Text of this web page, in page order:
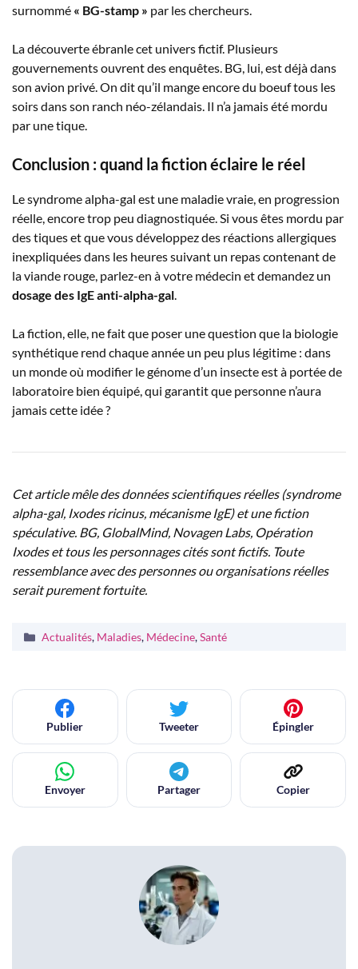
surnommé « BG-stamp » par les chercheurs.
La découverte ébranle cet univers fictif. Plusieurs
gouvernements ouvrent des enquêtes. BG, lui, est déjà dans
son avion privé. On dit qu’il mange encore du boeuf tous les
soirs dans son ranch néo-zélandais. Il n’a jamais été mordu
par une tique.
Conclusion : quand la fiction éclaire le réel
Le syndrome alpha-gal est une maladie vraie, en progression
réelle, encore trop peu diagnostiquée. Si vous êtes mordu par
des tiques et que vous développez des réactions allergiques
inexpliquées dans les heures suivant un repas contenant de
la viande rouge, parlez-en à votre médecin et demandez un
dosage des IgE anti-alpha-gal.
La fiction, elle, ne fait que poser une question que la biologie
synthétique rend chaque année un peu plus légitime : dans
un monde où modifier le génome d’un insecte est à portée de
laboratoire bien équipé, qui garantit que personne n’aura
jamais cette idée ?
Cet article mêle des données scientifiques réelles (syndrome
alpha-gal, Ixodes ricinus, mécanisme IgE) et une fiction
spéculative. BG, GlobalMind, Novagen Labs, Opération
Ixodes et tous les personnages cités sont fictifs. Toute
ressemblance avec des personnes ou organisations réelles
serait purement fortuite.
Catégories
Actualités, Maladies, Médecine,Santé
Publier Tweeter Épingler
Envoyer Partager Copier